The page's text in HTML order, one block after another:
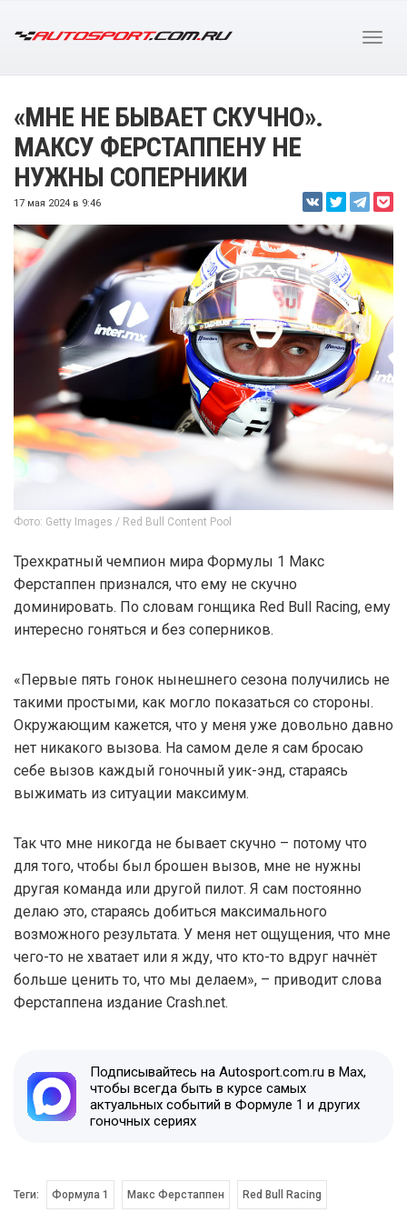
«МНЕ НЕ БЫВАЕТ СКУЧНО».
МАКСУ ФЕРСТАППЕНУ НЕ
НУЖНЫ СОПЕРНИКИ
17 мая 2024 в 9:46
Фото: Getty Images / Red Bull Content Pool
Трехкратный чемпион мира Формулы 1 Макс
Ферстаппен признался, что ему не скучно
доминировать. По словам гонщика Red Bull Racing, ему
интересно гоняться и без соперников.
«Первые пять гонок нынешнего сезона получились не
такими простыми, как могло показаться со стороны.
Окружающим кажется, что у меня уже довольно давно
нет никакого вызова. На самом деле я сам бросаю
себе вызов каждый гоночный уик-энд, стараясь
выжимать из ситуации максимум.
Так что мне никогда не бывает скучно – потому что
для того, чтобы был брошен вызов, мне не нужны
другая команда или другой пилот. Я сам постоянно
делаю это, стараясь добиться максимального
возможного результата. У меня нет ощущения, что мне
чего-то не хватает или я жду, что кто-то вдруг начнёт
больше ценить то, что мы делаем», – приводит слова
Ферстаппена издание Crash.net.
Подписывайтесь на Autosport.com.ru в Max,
чтобы всегда быть в курсе самых
актуальных событий в Формуле 1 и других
гоночных сериях
Теги: Формула 1 Макс Ферстаппен Red Bull Racing